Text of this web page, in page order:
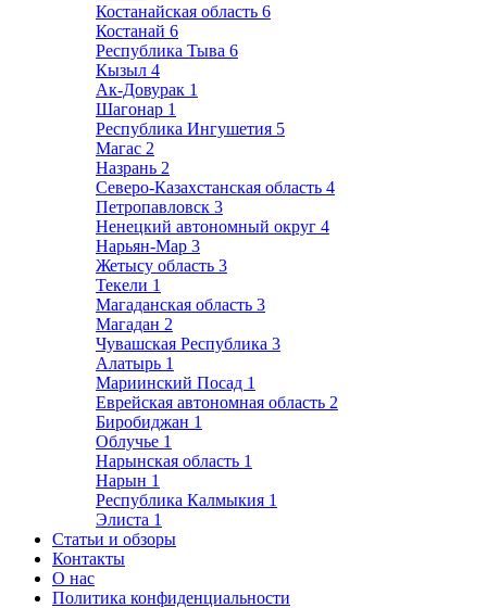
Костанайская область 6
Костанай 6
Республика Тыва 6
Кызыл 4
Ак-Довурак 1
Шагонар 1
Республика Ингушетия 5
Магас 2
Назрань 2
Северо-Казахстанская область 4
Петропавловск 3
Ненецкий автономный округ 4
Нарьян-Мар 3
Жетысу область 3
Текели 1
Магаданская область 3
Магадан 2
Чувашская Республика 3
Алатырь 1
Мариинский Посад 1
Еврейская автономная область 2
Биробиджан 1
Облучье 1
Нарынская область 1
Нарын 1
Республика Калмыкия 1
Элиста 1
Статьи и обзоры
Контакты
О нас
Политика конфиденциальности